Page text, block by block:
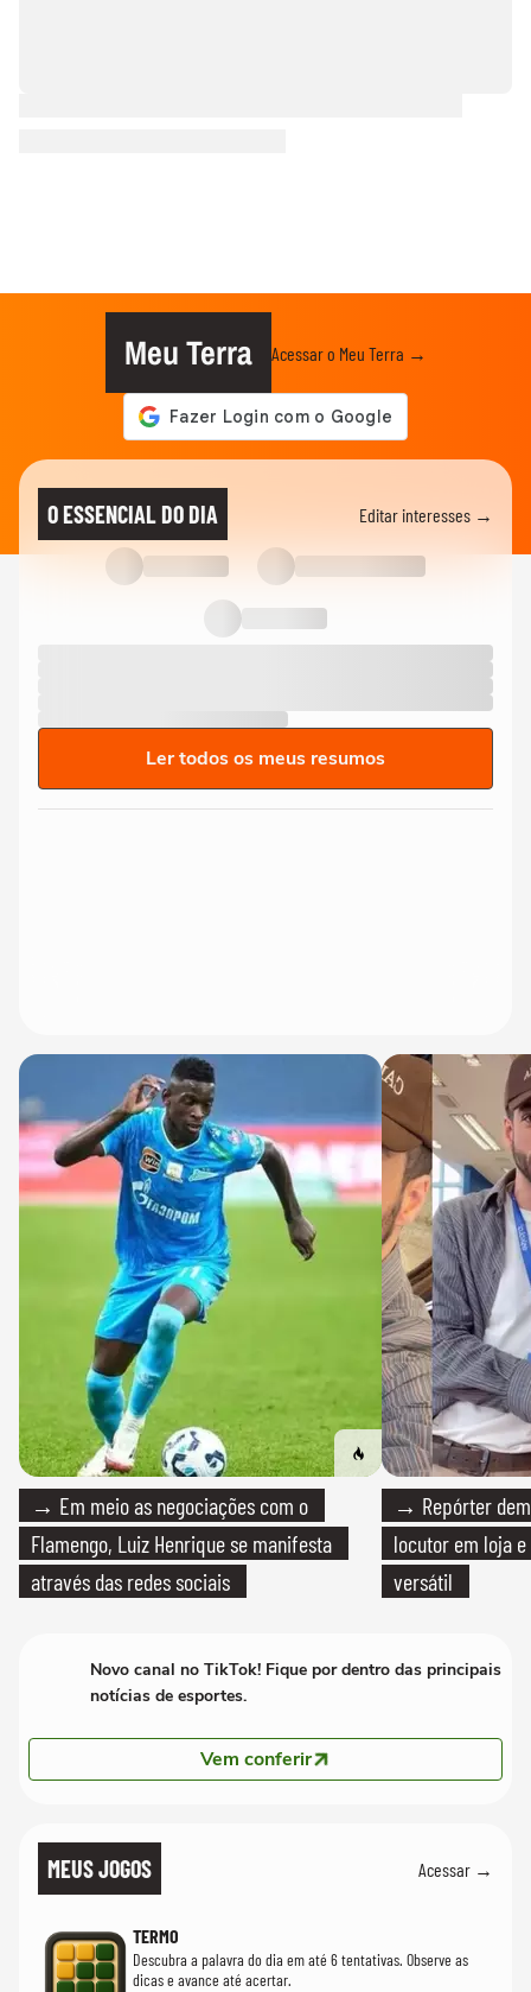
Meu Terra Acessar o Meu Terra →
O ESSENCIAL DO DIA Editar interesses →
Ler todos os meus resumos
→ Em meio as negociações com o
Flamengo, Luiz Henrique se manifesta
através das redes sociais
→ Repórter
locutor em loja
versátil
Novo canal no TikTok! Fique por dentro das principais
notícias de esportes.
Vem conferir
MEUS JOGOS Acessar →
TERMO
Descubra a palavra do dia em até 6 tentativas. Observe as
dicas e avance até acertar.